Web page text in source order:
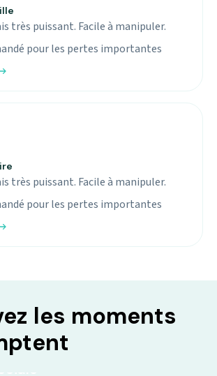
très puissant. Facile à manipuler.
pour les pertes importantes
très puissant. Facile à manipuler.
pour les pertes importantes
les moments